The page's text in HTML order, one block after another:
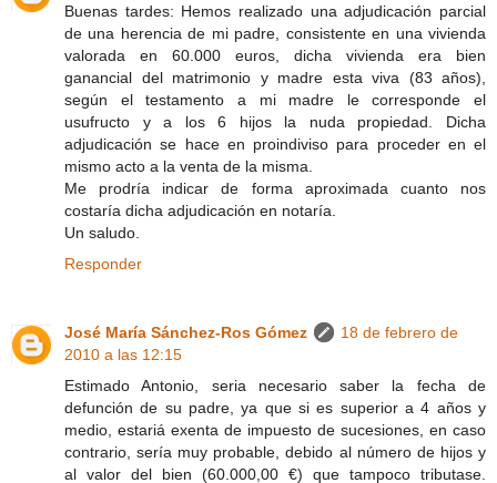
Buenas tardes: Hemos realizado una adjudicación parcial
de una herencia de mi padre, consistente en una vivienda
valorada en 60.000 euros, dicha vivienda era bien
ganancial del matrimonio y madre esta viva (83 años),
según el testamento a mi madre le corresponde el
usufructo y a los 6 hijos la nuda propiedad. Dicha
adjudicación se hace en proindiviso para proceder en el
mismo acto a la venta de la misma.
Me prodría indicar de forma aproximada cuanto nos
costaría dicha adjudicación en notaría.
Un saludo.
Responder
José María Sánchez-Ros Gómez
18 de febrero de
2010 a las 12:15
Estimado Antonio, seria necesario saber la fecha de
defunción de su padre, ya que si es superior a 4 años y
medio, estariá exenta de impuesto de sucesiones, en caso
contrario, sería muy probable, debido al número de hijos y
al valor del bien (60.000,00 €) que tampoco tributase.